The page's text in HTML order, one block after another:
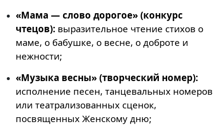
«Мама — слово дорогое» (конкурс
чтецов): выразительное чтение стихов о
маме, о бабушке, о весне, о доброте и
нежности;
«Музыка весны» (творческий номер):
исполнение песен, танцевальных номеров
или театрализованных сценок,
посвященных Женскому дню;